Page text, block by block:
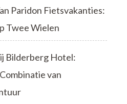
Paridon Fietsvakanties:
Twee Wielen
Bilderberg Hotel:
van